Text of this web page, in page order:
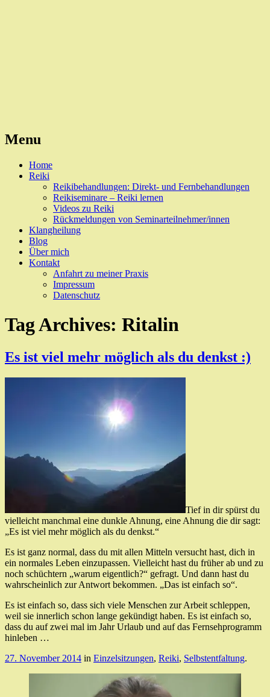
Menu
Skip
Home
Reiki
Reikibehandlungen: Direkt- und Fernbehandlungen
Reikiseminare – Reiki lernen
Videos zu Reiki
Rückmeldungen von Seminarteilnehmer/innen
Klangheilung
Blog
Über mich
Kontakt
Anfahrt zu meiner Praxis
Impressum
Datenschutz
Tag Archives: Ritalin
Es ist viel mehr möglich als du denkst :)
Tief in dir spürst du
vielleicht manchmal eine dunkle Ahnung, eine Ahnung die dir sagt:
„Es ist viel mehr möglich als du denkst.“
Es ist ganz normal, dass du mit allen Mitteln versucht hast, dich in
ein normales Leben einzupassen. Vielleicht hast du früher ab und zu
noch schüchtern „warum eigentlich?“ gefragt. Und dann hast du
wahrscheinlich zur Antwort bekommen. „Das ist einfach so“.
Es ist einfach so, dass sich viele Menschen zur Arbeit schleppen,
weil sie innerlich schon lange gekündigt haben. Es ist einfach so,
dass du auf zwei mal im Jahr Urlaub und auf das Fernsehprogramm
hinleben …
27. November 2014 in Einzelsitzungen, Reiki, Selbstentfaltung.